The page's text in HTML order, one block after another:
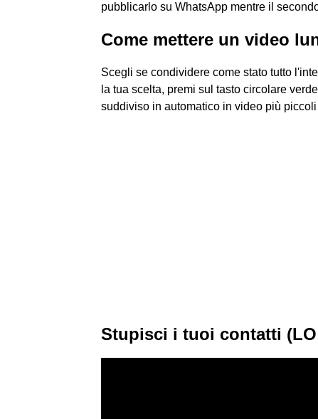
pubblicarlo su WhatsApp mentre il
Come mettere un video
Scegli se condividere come stato tutto
la tua scelta, premi sul tasto circolare
suddiviso in automatico in video più
Stupisci i tuoi contatti (LO